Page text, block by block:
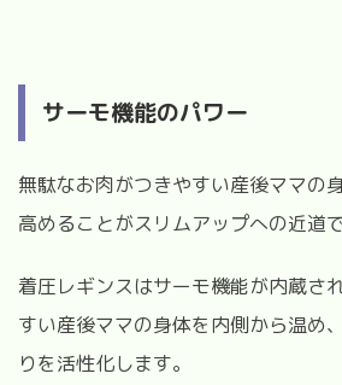
サーモ機能のパワー
無駄なお肉がつきやすい産後ママの
高めることがスリムアップへの近道で
着圧レギンスはサーモ機能が内蔵さ
すい産後ママの身体を内側から温め
りを活性化します。